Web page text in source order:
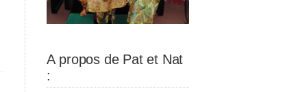
A propos de Pat et Nat
: